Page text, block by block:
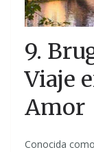
9.
Viaje
Amor
Conocida